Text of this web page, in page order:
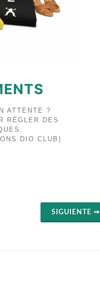
ATTENTE ?
RÉGLER DES
DIO CLUB)
SIGUIENTE ⇒